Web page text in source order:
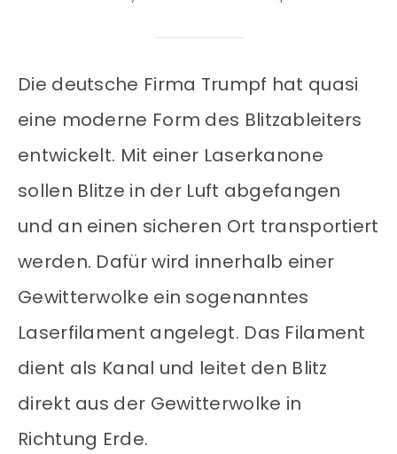
Die deutsche Firma Trumpf hat quasi
eine moderne Form des Blitzableiters
entwickelt. Mit einer Laserkanone
sollen Blitze in der Luft abgefangen
und an einen sicheren Ort transportiert
werden. Dafür wird innerhalb einer
Gewitterwolke ein sogenanntes
Laserfilament angelegt. Das Filament
dient als Kanal und leitet den Blitz
direkt aus der Gewitterwolke in
Richtung Erde.